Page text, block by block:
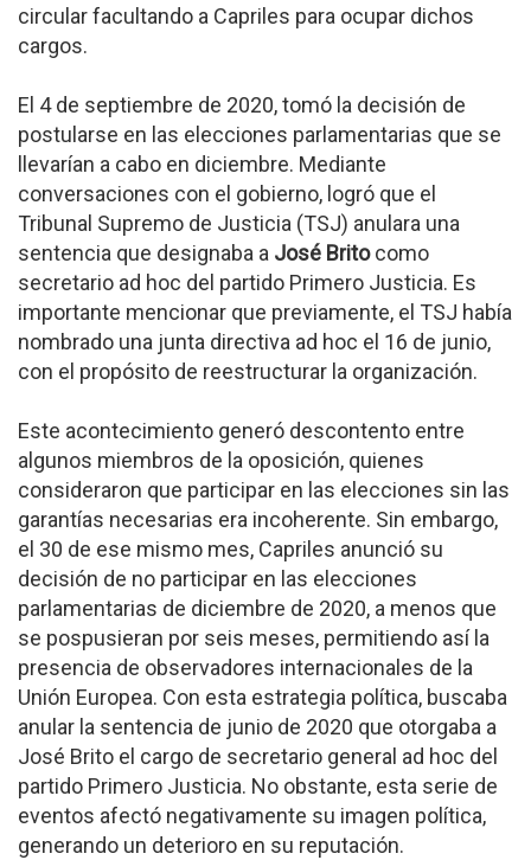
circular facultando a Capriles para ocupar dichos
cargos.
El 4 de septiembre de 2020, tomó la decisión de
postularse en las elecciones parlamentarias que se
llevarían a cabo en diciembre. Mediante
conversaciones con el gobierno, logró que el
Tribunal Supremo de Justicia (TSJ) anulara una
sentencia que designaba a José Britocomo
secretario ad hoc del partido Primero Justicia. Es
importante mencionar que previamente, el TSJ había
nombrado una junta directiva ad hoc el 16 de junio,
con el propósito de reestructurar la organización.
Este acontecimiento generó descontento entre
algunos miembros de la oposición, quienes
consideraron que participar en las elecciones sin las
garantías necesarias era incoherente. Sin embargo,
el 30 de ese mismo mes, Capriles anunció su
decisión de no participar en las elecciones
parlamentarias de diciembre de 2020, a menos que
se pospusieran por seis meses, permitiendo así la
presencia de observadores internacionales de la
Unión Europea. Con esta estrategia política, buscaba
anular la sentencia de junio de 2020 que otorgaba a
José Brito el cargo de secretario general ad hoc del
partido Primero Justicia. No obstante, esta serie de
eventos afectó negativamente su imagen política,
generando un deterioro en su reputación.